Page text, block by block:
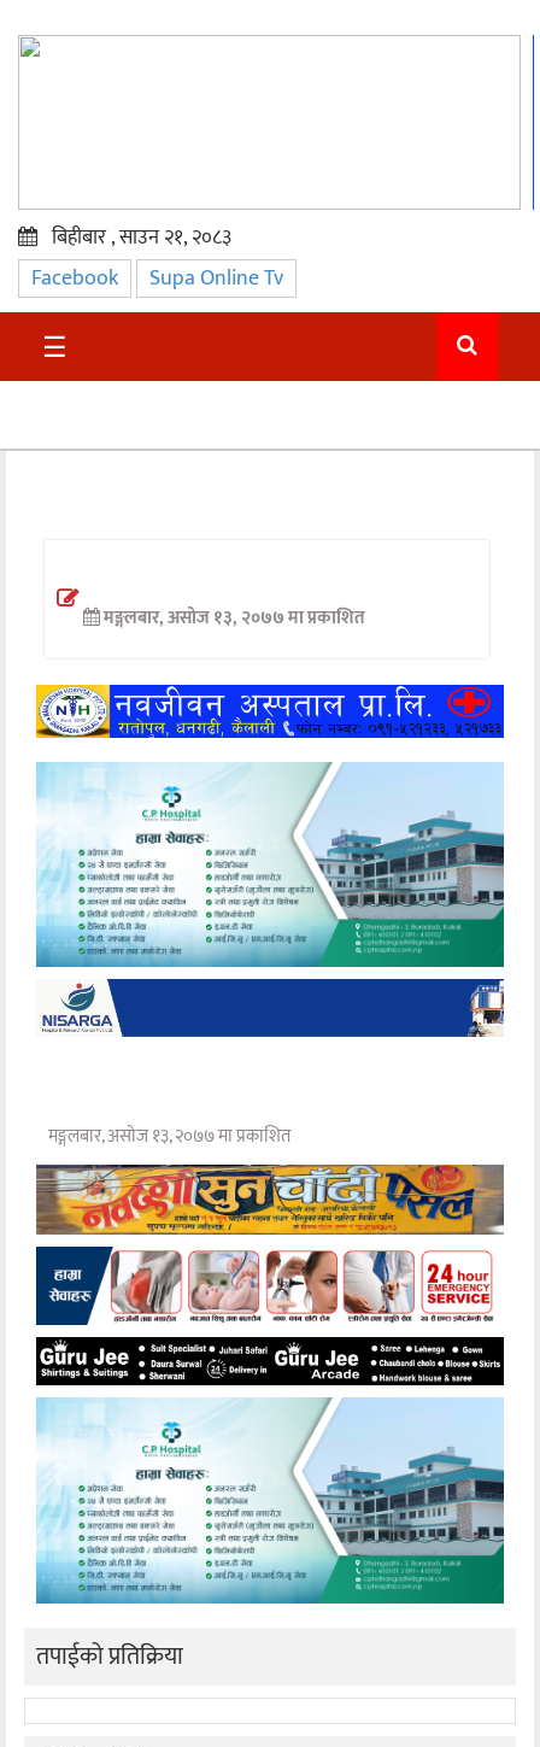
प्रमुख
समाचार
सुदुर
अन्तर्वार्ता
खेलकुद
मनोरञ्जन
अन्य
बिहीबार , साउन २१, २०८३
Facebook Supa Online Tv
☰
मङ्गलबार, असोज १३, २०७७ मा प्रकाशित
मङ्गलबार, असोज १३, २०७७ मा प्रकाशित
तपाईको प्रतिक्रिया